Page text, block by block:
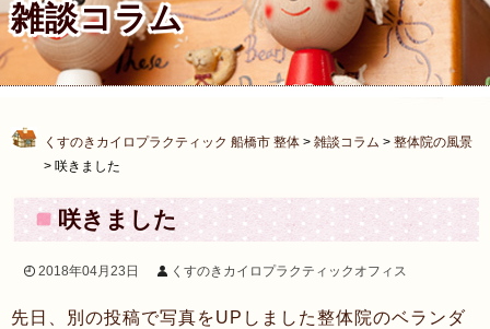
雑談コラム
くすのきカイロプラクティック 船橋市 整体 > 雑談コラム > 整体院の風景
> 咲きました
咲きました
2018年04月23日 くすのきカイロプラクティックオフィス
先日、別の投稿で写真をUPしました整体院のベランダ